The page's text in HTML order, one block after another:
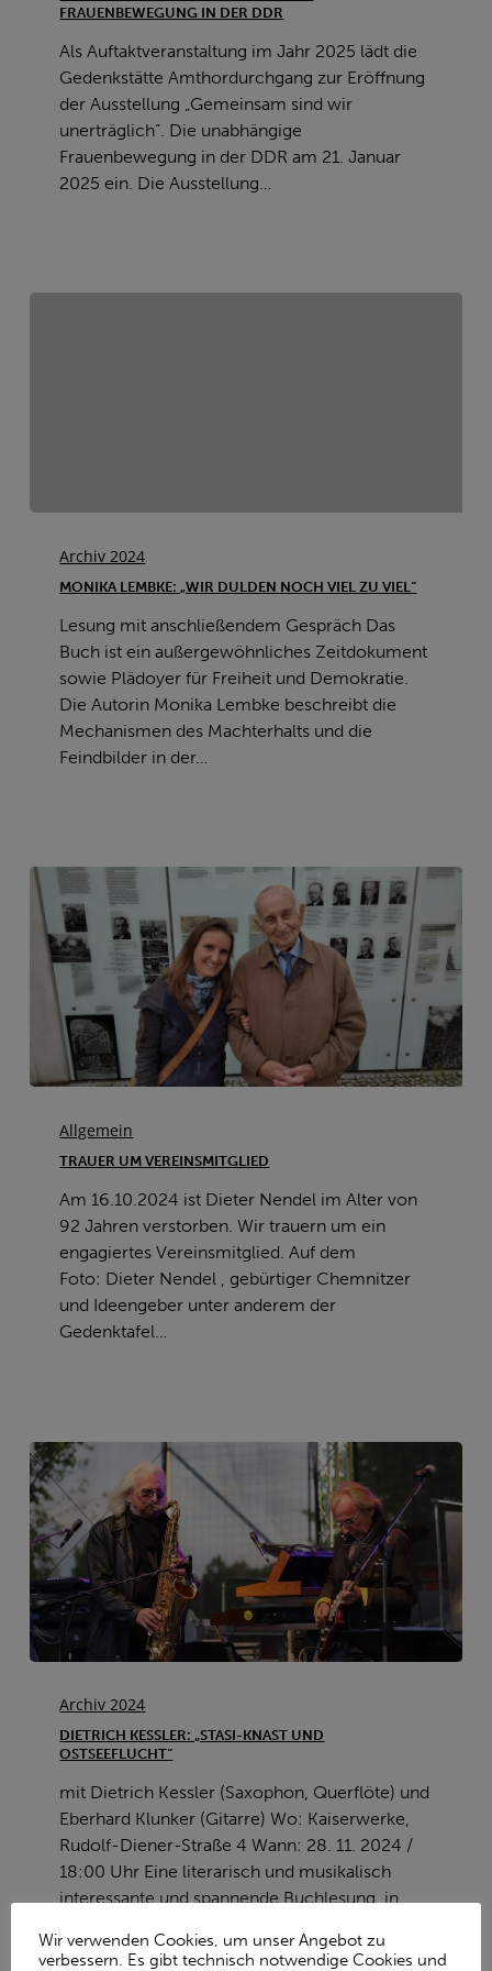
unerträglich“.
unabhängige
Frauenbewegung
DDR
FRAUENBEWEGUNG IN DER DDR
Als Auftaktveranstaltung im Jahr 2025 lädt die
Gedenkstätte Amthordurchgang zur Eröffnung
der Ausstellung „Gemeinsam sind wir
unerträglich“. Die unabhängige
Frauenbewegung in der DDR am 21. Januar
2025 ein. Die Ausstellung…
Lembke:
„Wir
noch
viel“
Archiv 2024
MONIKA LEMBKE: „WIR DULDEN NOCH VIEL ZU VIEL“
Lesung mit anschließendem Gespräch Das
Buch ist ein außergewöhnliches Zeitdokument
sowie Plädoyer für Freiheit und Demokratie.
Die Autorin Monika Lembke beschreibt die
Mechanismen des Machterhalts und die
Feindbilder in der…
Vereinsmitglied
Allgemein
TRAUER UM VEREINSMITGLIED
Am 16.10.2024 ist Dieter Nendel im Alter von
92 Jahren verstorben. Wir trauern um ein
engagiertes Vereinsmitglied. Auf dem
Foto: Dieter Nendel , gebürtiger Chemnitzer
und Ideengeber unter anderem der
Gedenktafel…
Kessler:
„Stasi-
Knast
Ostseeflucht“
Archiv 2024
DIETRICH KESSLER: „STASI-KNAST UND
OSTSEEFLUCHT“
mit Dietrich Kessler (Saxophon, Querflöte) und
Eberhard Klunker (Gitarre) Wo: Kaiserwerke,
Rudolf-Diener-Straße 4 Wann: 28. 11. 2024 /
18:00 Uhr Eine literarisch und musikalisch
interessante und spannende Buchlesung, in
Wir verwenden Cookies, um unser Angebot zu
verbessern. Es gibt technisch notwendige Cookies und